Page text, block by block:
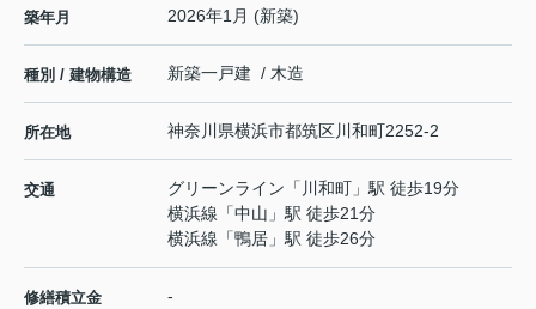
築年月 2026年1月 (新築)
種別 / 建物構造 新築一戸建 / 木造
所在地 神奈川県横浜市都筑区川和町2252-2
交通 グリーンライン 「 川和町 」駅 徒歩19分
横浜線 「中山 」駅 徒歩21分
横浜線 「鴨居 」駅 徒歩26分
修繕積立金 -